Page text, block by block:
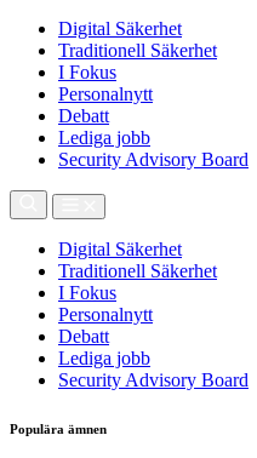
Digital Säkerhet
Traditionell Säkerhet
I Fokus
Personalnytt
Debatt
Lediga jobb
Security Advisory Board
Digital Säkerhet
Traditionell Säkerhet
I Fokus
Personalnytt
Debatt
Lediga jobb
Security Advisory Board
Populära ämnen